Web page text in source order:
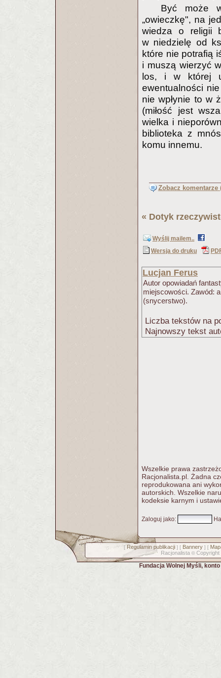
Być może
„owieczkę", na
wiedza o religii
w niedzielę od
które nie potrafią
i muszą wierzyć
los, i w której
ewentualności
nie wpłynie to w
(miłość jest
wielka i
biblioteka z
komu innemu.
Zobacz komentarze
« Dotyk
Wyślij mailem..
Wersja do druku
Lucjan Ferus
Autor opowiadań
miejscowości. Zawód:
(snycerstwo).
Liczba tekstów na
Najnowszy tekst
Wszelkie prawa
Racjonalista.pl. Żadna
reprodukowana ani
autorskich. Wszelkie
kodeksie karnym i
Zaloguj jako:
[ Regulamin publikacji] [ Bannery] [
Racjonalista © Copyright
Fundacja Wolnej Myśli,